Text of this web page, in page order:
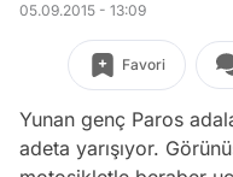
05.09.2015 - 13:09
Favori
Yunan genç Paros
adeta yarışıyor.